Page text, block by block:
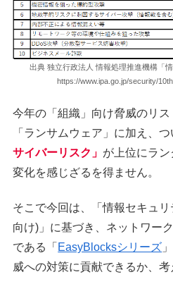
出典 独立行政法人 情報処理推進機構「
https://www.ipa.go.jp/security/
今年の「組織」向け脅威のリ
「ランサムウェア」に加え、つ
サイバーリスク」 が上位にラ
変化を感じざるを得ません。
そこで今回は、「情報セキュ
向け)」に基づき、ネットワー
である「 EasyBlocksシリーズ
威への対策に貢献できるか、考